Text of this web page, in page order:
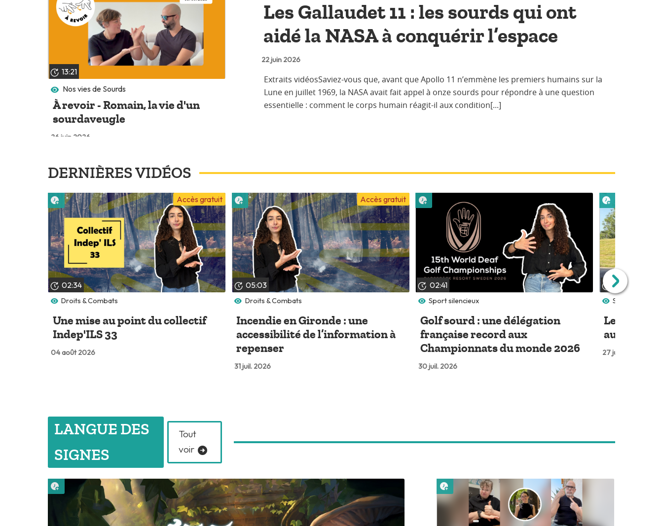
13:21
Nos vies de Sourds
À revoir - Romain, la vie d'un
sourdaveugle
26 juin 2026
Les Gallaudet 11 : les sourds qui ont
aidé la NASA à conquérir l’espace
22 juin 2026
Extraits vidéosSaviez-vous que, avant que Apollo 11 n’emmène les premiers humains sur la
Lune en juillet 1969, la NASA avait fait appel à onze sourds pour répondre à une question
essentielle : comment le corps humain réagit-il aux condition[...]
DERNIÈRES VIDÉOS
02:34
Accès gratuit
Droits & Combats
Une mise au point du collectif
Indep'ILS 33
04 août 2026
Lire plus tard
05:03
Accès gratuit
Droits & Combats
Incendie en Gironde : une
accessibilité de l’information à
repenser
31 juil. 2026
Lire plus tard
02:41
Sport silencieux
Golf sourd : une délégation
française record aux
Championnats du monde 2026
30 juil. 2026
05:04
Sport silencieux
Les 3
au départ
27 juil. 2026
LANGUE DES
SIGNES
Tout
voir
Lire plus tard Lire plus tard